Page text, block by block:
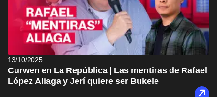
13/10/2025
Curwen en La República | Las mentiras de Rafael
López Aliaga y Jerí quiere ser Bukele